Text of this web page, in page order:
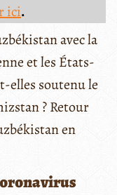
ici.
avec la
et les États-
elles soutenu le
? Retour
en